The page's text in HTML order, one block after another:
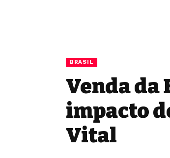
BRASIL
Venda da
impacto
Vital